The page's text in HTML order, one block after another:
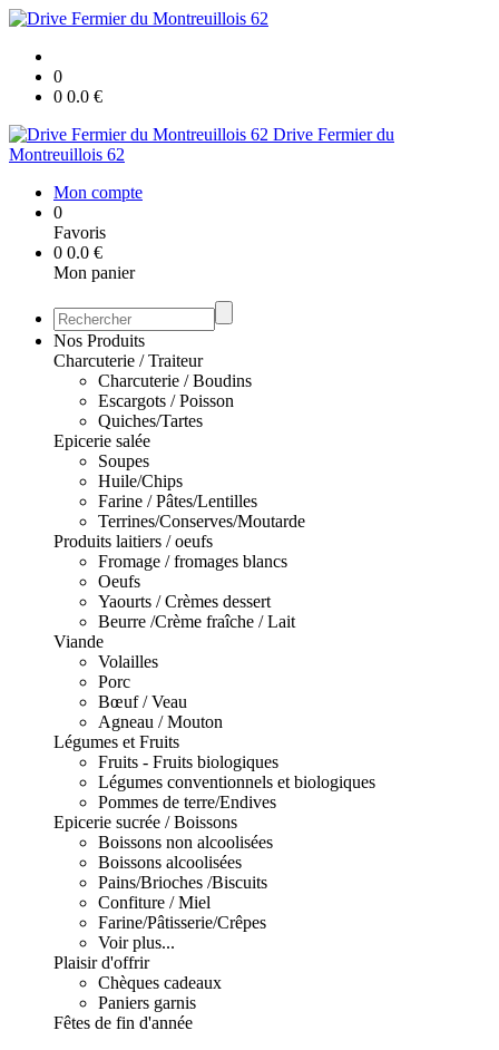
0
0 0.0 €
Drive Fermier du
Montreuillois 62
Mon compte
0
Favoris
0 0.0 €
Mon panier
Nos Produits
Charcuterie / Traiteur
Charcuterie / Boudins
Escargots / Poisson
Quiches/Tartes
Epicerie salée
Soupes
Huile/Chips
Farine / Pâtes/Lentilles
Terrines/Conserves/Moutarde
Produits laitiers / oeufs
Fromage / fromages blancs
Oeufs
Yaourts / Crèmes dessert
Beurre /Crème fraîche / Lait
Viande
Volailles
Porc
Bœuf / Veau
Agneau / Mouton
Légumes et Fruits
Fruits - Fruits biologiques
Légumes conventionnels et biologiques
Pommes de terre/Endives
Epicerie sucrée / Boissons
Boissons non alcoolisées
Boissons alcoolisées
Pains/Brioches /Biscuits
Confiture / Miel
Farine/Pâtisserie/Crêpes
Voir plus...
Plaisir d'offrir
Chèques cadeaux
Paniers garnis
Fêtes de fin d'année